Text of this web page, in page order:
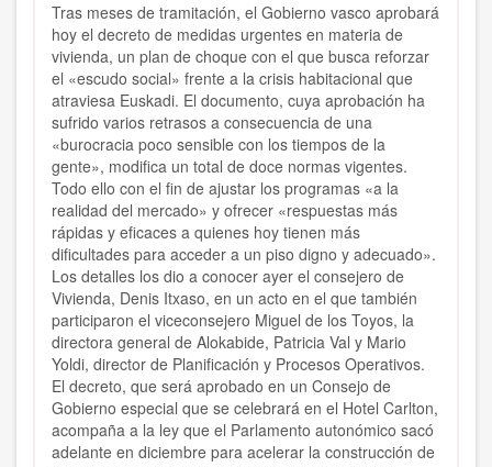
Tras meses de tramitación, el Gobierno vasco aprobará
hoy el decreto de medidas urgentes en materia de
vivienda, un plan de choque con el que busca reforzar
el «escudo social» frente a la crisis habitacional que
atraviesa Euskadi. El documento, cuya aprobación ha
sufrido varios retrasos a consecuencia de una
«burocracia poco sensible con los tiempos de la
gente», modifica un total de doce normas vigentes.
Todo ello con el fin de ajustar los programas «a la
realidad del mercado» y ofrecer «respuestas más
rápidas y eficaces a quienes hoy tienen más
dificultades para acceder a un piso digno y adecuado».
Los detalles los dio a conocer ayer el consejero de
Vivienda, Denis Itxaso, en un acto en el que también
participaron el viceconsejero Miguel de los Toyos, la
directora general de Alokabide, Patricia Val y Mario
Yoldi, director de Planificación y Procesos Operativos.
El decreto, que será aprobado en un Consejo de
Gobierno especial que se celebrará en el Hotel Carlton,
acompaña a la ley que el Parlamento autonómico sacó
adelante en diciembre para acelerar la construcción de